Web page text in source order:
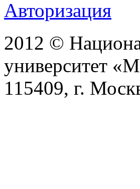
Авторизация
2012 ©
университет
115409, г.